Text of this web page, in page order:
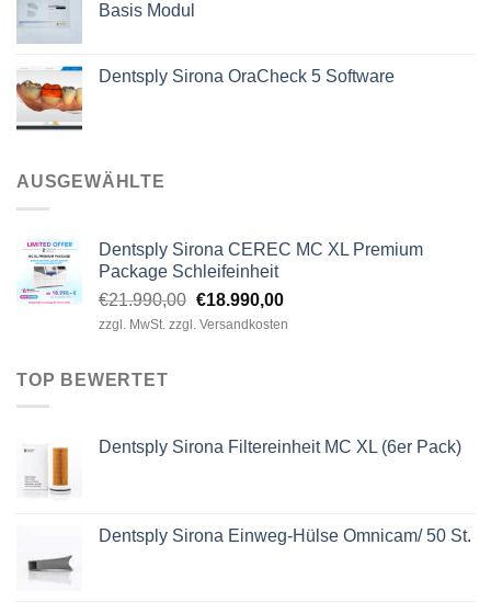
Basis Modul
Dentsply Sirona OraCheck 5 Software
AUSGEWÄHLTE
Dentsply Sirona CEREC MC XL Premium
Package Schleifeinheit
€21.990,00 Ursprünglicher
Preis
€18.990,00Aktueller
Preis
zzgl. MwSt. zzgl. Versandkosten
TOP BEWERTET
Dentsply Sirona Filtereinheit MC XL (6er Pack)
Dentsply Sirona Einweg-Hülse Omnicam/ 50 St.